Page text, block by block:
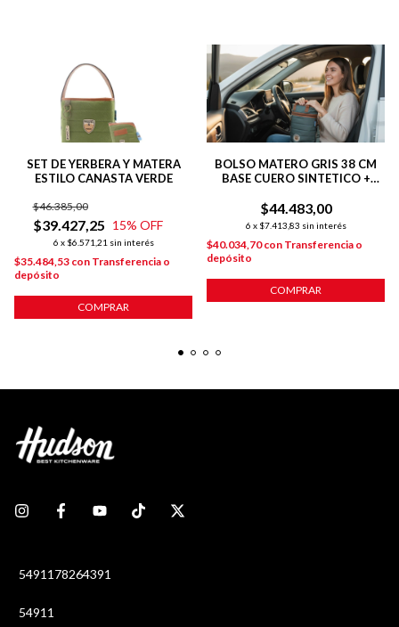
SET DE YERBERA Y MATERA
ESTILO CANASTA VERDE
$39.427,25
$46.385,00
15% OFF
6 x $6.571,21 sin interés
$35.484,53 con Transferencia o
depósito
COMPRAR
BOLSO MATERO GRIS 38 CM
BASE CUERO SINTETICO +
$44.483,00
6 x $7.413,83 sin interés
$40.034,70con Transferencia o
depósito
COMPRAR
5491178264391
54911